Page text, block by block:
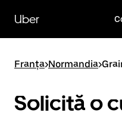
direct
conținutul
principal
Uber
Franța>Normandia>
Solicită o